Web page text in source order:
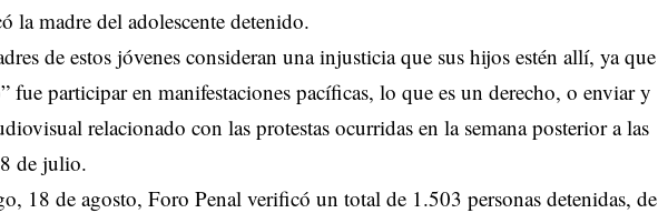
la madre del adolescente detenido.
de estos jóvenes consideran una injusticia que sus hijos estén allí, ya que
fue participar en manifestaciones pacíficas, lo que es un derecho, o enviar y
relacionado con las protestas ocurridas en la semana posterior a las
de julio.
18 de agosto, Foro Penal verificó un total de 1.503 personas detenidas, de